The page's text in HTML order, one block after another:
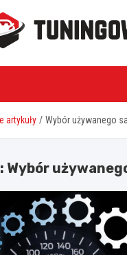
artykuły Wybór używanego
Wybór